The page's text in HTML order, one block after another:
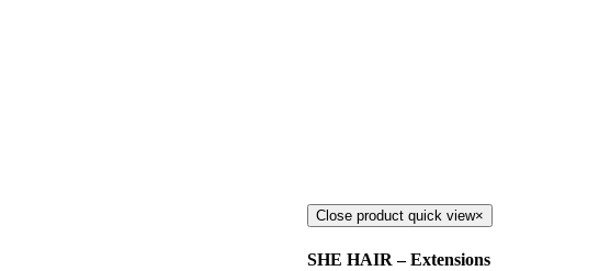
Close product quick view×
SHE HAIR – Extensions